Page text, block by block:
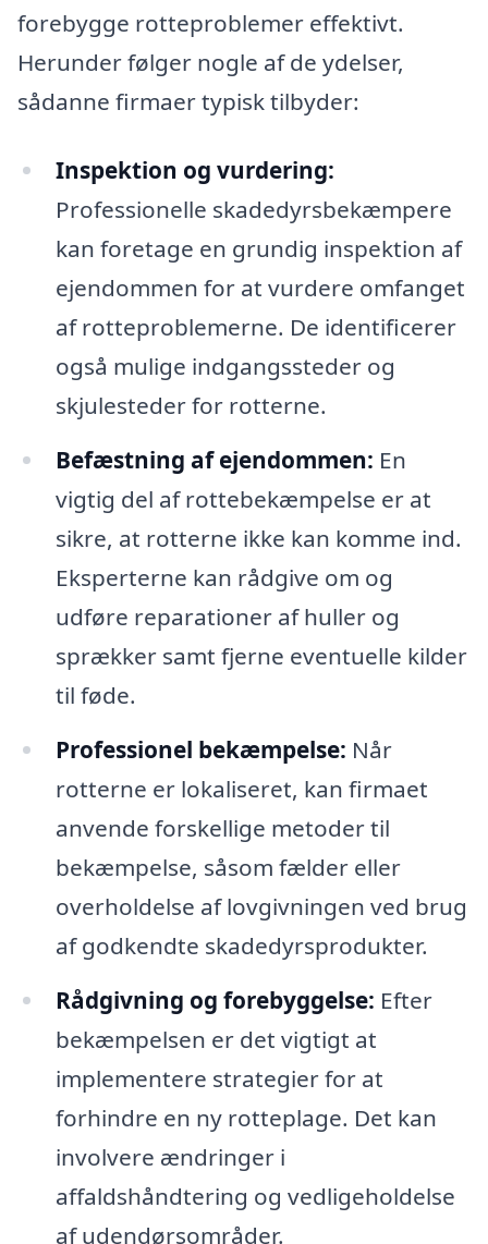
forebygge rotteproblemer effektivt.
Herunder følger nogle af de ydelser,
sådanne firmaer typisk tilbyder:
Inspektion og vurdering:
Professionelle skadedyrsbekæmpere
kan foretage en grundig inspektion af
ejendommen for at vurdere omfanget
af rotteproblemerne. De identificerer
også mulige indgangssteder og
skjulesteder for rotterne.
Befæstning af ejendommen: En
vigtig del af rottebekæmpelse er at
sikre, at rotterne ikke kan komme ind.
Eksperterne kan rådgive om og
udføre reparationer af huller og
sprækker samt fjerne eventuelle kilder
til føde.
Professionel bekæmpelse: Når
rotterne er lokaliseret, kan firmaet
anvende forskellige metoder til
bekæmpelse, såsom fælder eller
overholdelse af lovgivningen ved brug
af godkendte skadedyrsprodukter.
Rådgivning og forebyggelse: Efter
bekæmpelsen er det vigtigt at
implementere strategier for at
forhindre en ny rotteplage. Det kan
involvere ændringer i
affaldshåndtering og vedligeholdelse
af udendørsområder.